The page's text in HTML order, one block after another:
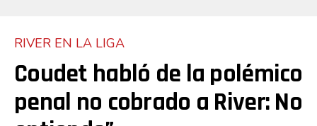
RIVER EN LA LIGA
Coudet habló de la polémico
penal no cobrado a River: No